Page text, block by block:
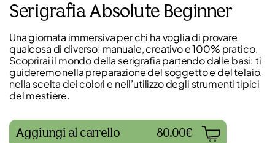
Serigrafia Absolute Beginner
Una giornata immersiva per chi ha voglia di provare
qualcosa di diverso: manuale, creativo e 100% pratico.
Scoprirai il mondo della serigrafia partendo dalle basi: ti
guideremo nella preparazione del soggetto e del telaio,
nella scelta dei colori e nell’utilizzo degli strumenti tipici
del mestiere.
Aggiungi al carrello 80.00€